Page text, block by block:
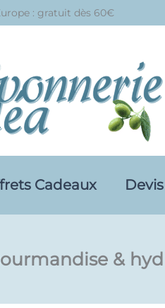
: gratuit dès 60€
Cadeaux
&